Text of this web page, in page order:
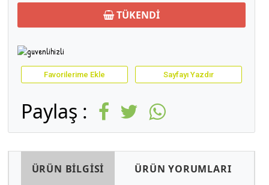
TÜKENDİ
Favorilerime Ekle Sayfayı Yazdır
Paylaş :
ÜRÜN BİLGİSİ ÜRÜN YORUMLARI